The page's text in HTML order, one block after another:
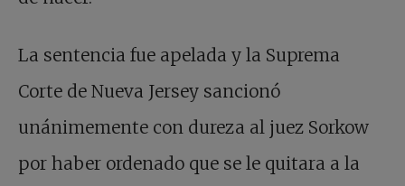
La sentencia fue apelada y la Suprema
Corte de Nueva Jersey sancionó
unánimemente con dureza al juez Sorkow
por haber ordenado que se le quitara a la